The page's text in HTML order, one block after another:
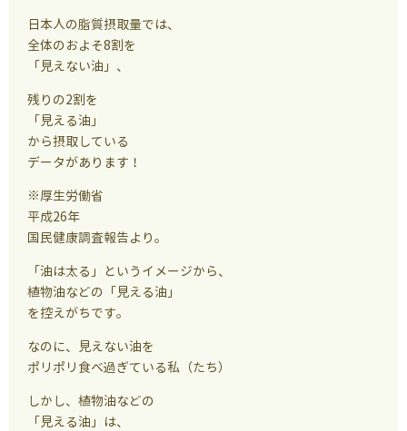
日本人の脂質摂取量では、
全体のおよそ8割を
「見えない油」、
残りの2割を
「見える油」
から摂取している
データがあります！
※厚生労働省
平成26年
国民健康調査報告より。
「油は太る」というイメージから、
植物油などの「見える油」
を控えがちです。
なのに、見えない油を
ポリポリ食べ過ぎている私（たち）
しかし、植物油などの
「見える油」は、